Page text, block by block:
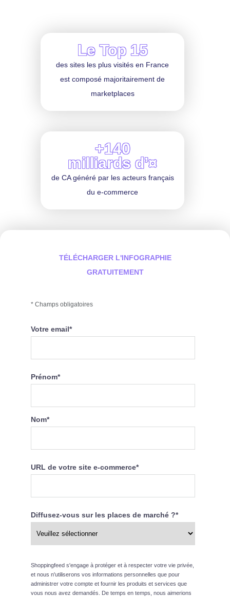
Le Top 15
des sites les plus visités en France
est composé majoritairement de
marketplaces
+140
milliards d’¤
de CA généré par les acteurs français
du e-commerce
TÉLÉCHARGER L'INFOGRAPHIE
GRATUITEMENT
* Champs obligatoires
Votre email*
Prénom*
Nom*
URL de votre site e-commerce*
Diffusez-vous sur les places de marché ?*
Shoppingfeed s'engage à protéger et à respecter votre vie privée,
et nous n'utiliserons vos informations personnelles que pour
administrer votre compte et fournir les produits et services que
vous nous avez demandés. De temps en temps, nous aimerions